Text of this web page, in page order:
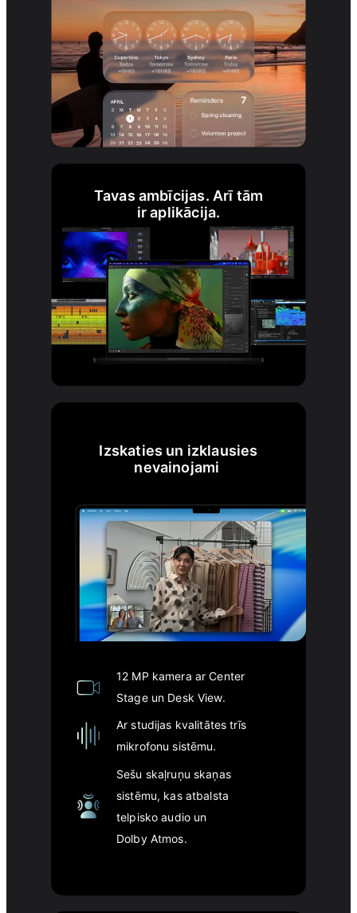
Tavas ambīcijas. Arī tām
ir aplikācija.
Izskaties un izklausies
nevainojami
12 MP kamera ar Center
Stage un Desk View.
Ar studijas kvalitātes trīs
mikrofonu sistēmu.
Sešu skaļruņu skaņas
sistēmu, kas atbalsta
telpisko audio un
Dolby Atmos.